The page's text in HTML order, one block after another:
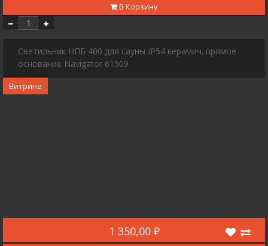
В Корзину
Светильник НПБ 400 для сауны IP54 керамич. прямое
основание Navigator 61509
Витрина
1 350,00 ₽